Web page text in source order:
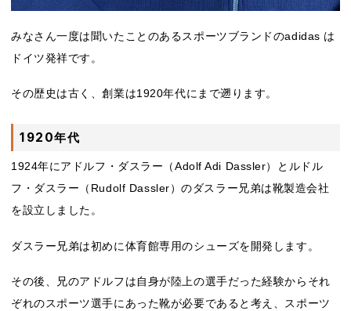
みなさん一度は聞いたことのあるスポーツブランドのadidas は
ドイツ発祥です。
その歴史は古く、創業は1920年代にまで遡ります。
1920年代
1924年にアドルフ・ダスラー（Adolf Adi Dassler）とルドル
フ・ダスラー（Rudolf Dassler）のダスラー兄弟は靴製造会社
を設立しました。
ダスラー兄弟は初めに体育館専用のシューズを開発します。
その後、兄のアドルフは自身が陸上の選手だった経験からそれ
ぞれのスポーツ選手にあった靴が必要であると考え、スポーツ